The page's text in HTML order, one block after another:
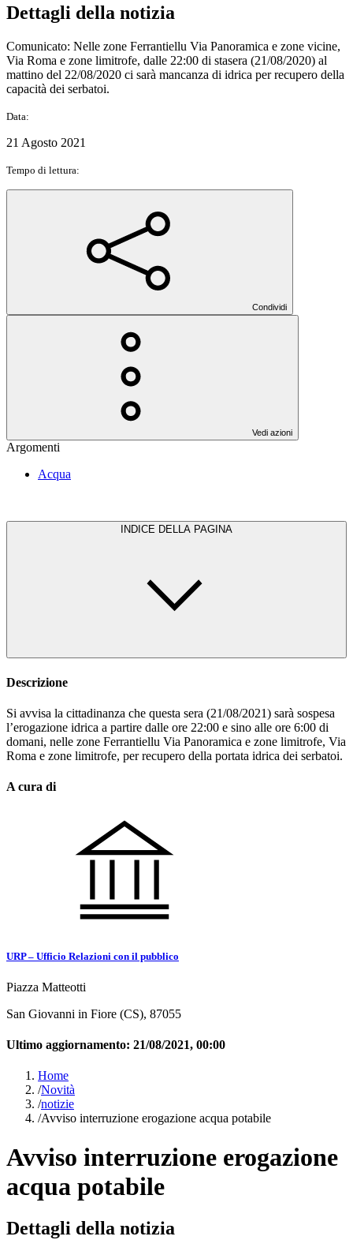
Dettagli della notizia
Comunicato: Nelle zone Ferrantiellu Via Panoramica e zone vicine,
Via Roma e zone limitrofe, dalle 22:00 di stasera (21/08/2020) al
mattino del 22/08/2020 ci sarà mancanza di idrica per recupero della
capacità dei serbatoi.
Data:
21 Agosto 2021
Tempo di lettura:
Condividi
Vedi azioni
Argomenti
Acqua
INDICE DELLA PAGINA
Descrizione
Si avvisa la cittadinanza che questa sera (21/08/2021) sarà sospesa
l’erogazione idrica a partire dalle ore 22:00 e sino alle ore 6:00 di
domani, nelle zone Ferrantiellu Via Panoramica e zone limitrofe, Via
Roma e zone limitrofe, per recupero della portata idrica dei serbatoi.
A cura di
URP – Ufficio Relazioni con il pubblico
Piazza Matteotti
San Giovanni in Fiore (CS), 87055
Ultimo aggiornamento: 21/08/2021, 00:00
Home
/Novità
/notizie
/Avviso interruzione erogazione acqua potabile
Avviso interruzione erogazione
acqua potabile
Dettagli della notizia